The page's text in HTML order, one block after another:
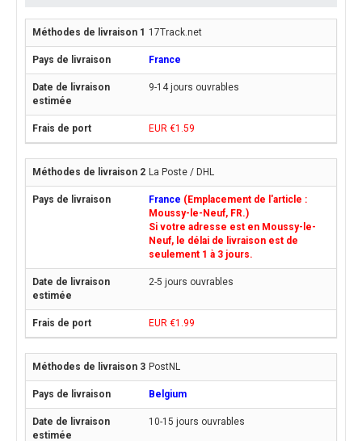
17Track.net
France
9-14 jours ouvrables
EUR €1.59
La Poste / DHL
France (Emplacement de l'article :
Moussy-le-Neuf, FR.)
Si votre adresse est en Moussy-le-
Neuf, le délai de livraison est de
seulement 1 à 3 jours.
2-5 jours ouvrables
EUR €1.99
PostNL
Belgium
10-15 jours ouvrables